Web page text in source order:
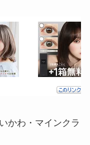
かわ・マインクラ